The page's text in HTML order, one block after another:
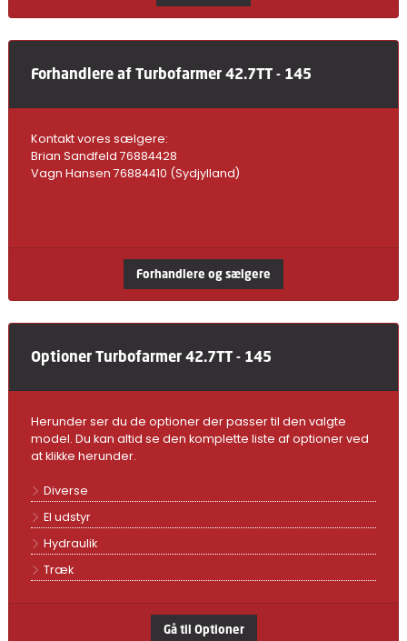
Forhandlere af Turbofarmer 42.7TT - 145
Kontakt vores sælgere:
Brian Sandfeld 76884428
Vagn Hansen 76884410 (Sydjylland)
Forhandlere og sælgere
Optioner Turbofarmer 42.7TT - 145
Herunder ser du de optioner der passer til den valgte
model. Du kan altid se den komplette liste af optioner ved
at klikke herunder.
Diverse
El udstyr
Hydraulik
Træk
Gå til Optioner